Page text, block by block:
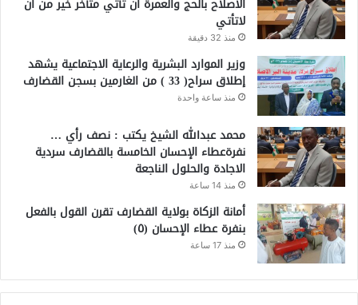
الاصلاح بالحج والعمرة أن تأتي متأخر خير من أن
لاتأتي
منذ 32 دقيقة
وزير الموارد البشرية والرعاية الاجتماعية يشهد
إطلاق سراح( 33 ) من الغارمين بسجن القضارف
منذ ساعة واحدة
محمد عبدالله الشيخ يكتب : نصف رأي …
نفرةعطاء الإحسان الخامسة بالقضارف سردية
الاجادة والحلول الناجعة
منذ 14 ساعة
أمانة الزكاة بولاية القضارف تقرن القول بالفعل
بنفرة عطاء الإحسان (٥)
منذ 17 ساعة